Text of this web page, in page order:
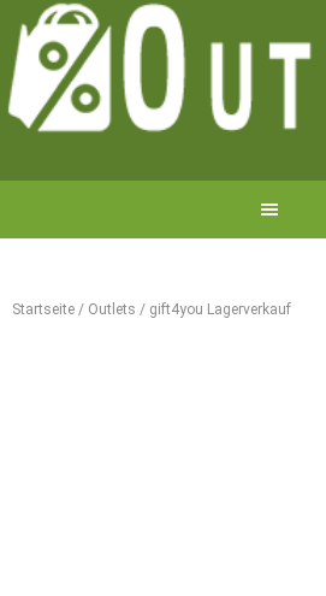
Startseite / Outlets / gift4you Lagerverkauf